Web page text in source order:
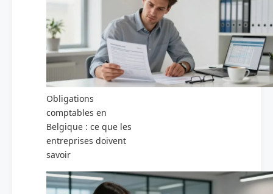
Obligations
comptables en
Belgique : ce que les
entreprises doivent
savoir